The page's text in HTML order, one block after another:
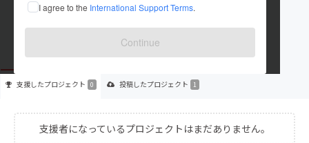
I agree to the International Support Terms.
Continue
在住国：未設定
出身国：未設定
支援したプロジェクト 0 投稿したプロジェクト 1
支援者になっているプロジェクトはまだありません。